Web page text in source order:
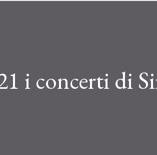
i concerti di